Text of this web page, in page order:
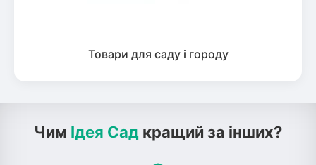
Товари для саду і городу
Чим Ідея Сад кращий за інших?